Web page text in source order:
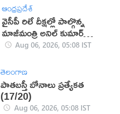
ఆంధ్రప్రదేశ్
వైసీపీ రిలే దీక్షల్లో పాల్గొన్న
మాజీమంత్రి అనిల్ కుమార్
యాదవ్Aug 06, 2026, 05:08 IST
తెలంగాణ
పాతబస్తీ బోనాలు ప్రత్యేకత
(17/20)
Aug 06, 2026, 05:08 IST